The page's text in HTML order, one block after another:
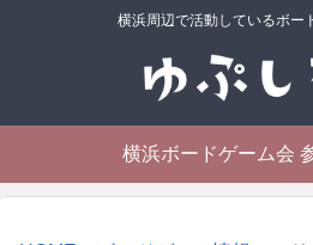
横浜周辺で活動しているボー
横浜ボードゲーム会